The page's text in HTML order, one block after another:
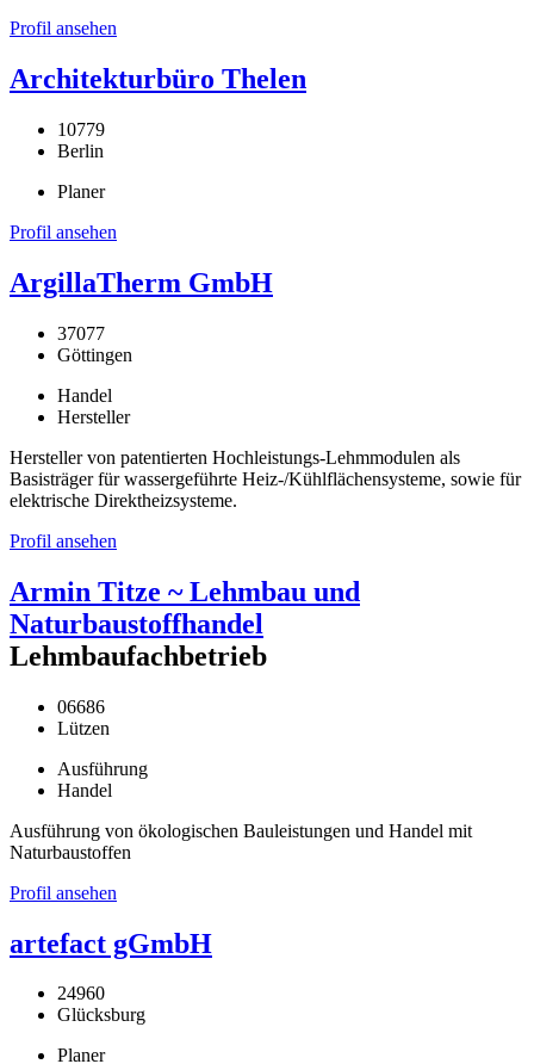
Profil ansehen
Architekturbüro Thelen
10779
Berlin
Planer
Profil ansehen
ArgillaTherm GmbH
37077
Göttingen
Handel
Hersteller
Hersteller von patentierten Hochleistungs-Lehmmodulen als
Basisträger für wassergeführte Heiz-/Kühlflächensysteme, sowie für
elektrische Direktheizsysteme.
Profil ansehen
Armin Titze ~ Lehmbau und
Naturbaustoffhandel
Lehmbaufachbetrieb
06686
Lützen
Ausführung
Handel
Ausführung von ökologischen Bauleistungen und Handel mit
Naturbaustoffen
Profil ansehen
artefact gGmbH
24960
Glücksburg
Planer